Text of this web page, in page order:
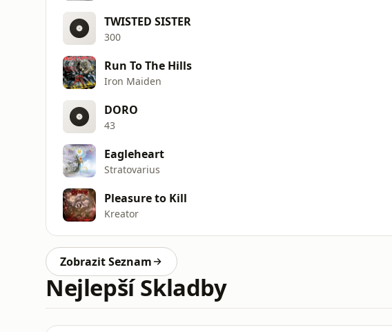
TWISTED SISTER
300
Run To The Hills
Iron Maiden
DORO
43
Eagleheart
Stratovarius
Pleasure to Kill
Kreator
Zobrazit Seznam
Nejlepší Skladby